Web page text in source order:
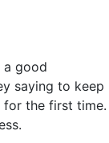
a good
saying to keep
for the first time.